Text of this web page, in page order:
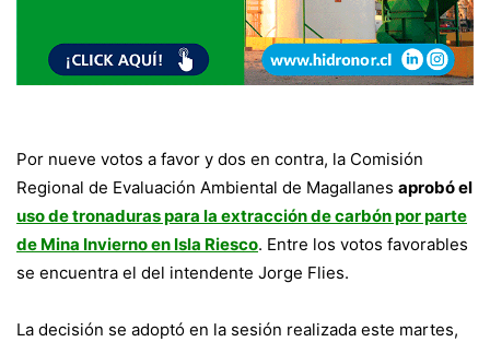
Por nueve votos a favor y dos en contra, la Comisión
Regional de Evaluación Ambiental de Magallanes aprobó el
uso de tronaduras para la extracción de carbón por parte
de Mina Invierno en Isla Riesco. Entre los votos favorables
se encuentra el del intendente Jorge Flies.
La decisión se adoptó en la sesión realizada este martes,